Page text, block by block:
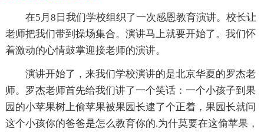
在5月8日我们学校组织了一次感恩教育演讲。校长让
老师把我们带到操场集合。演讲马上就要开始了。我们怀
着激动的心情鼓掌迎接老师的演讲。
演讲开始了，来我们学校演讲的是北京华夏的罗杰老
师。罗杰老师首先给我们讲了一个笑话：一个小孩子到果
园的小苹果树上偷苹果被果园长逮了个正着，果园长就问
这个小孩你的爸爸是怎么教育你的.为什莫要在这偷苹果，